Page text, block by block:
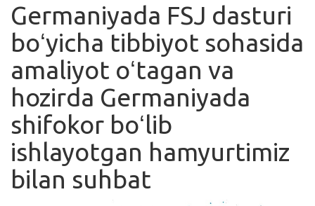
Ishlar
Kurslar
Blog
Yana
Qidirish
Germaniyada FSJ dasturi
boʻyicha tibbiyot sohasida
amaliyot oʻtagan va
hozirda Germaniyada
shifokor boʻlib
ishlayotgan hamyurtimiz
bilan suhbat